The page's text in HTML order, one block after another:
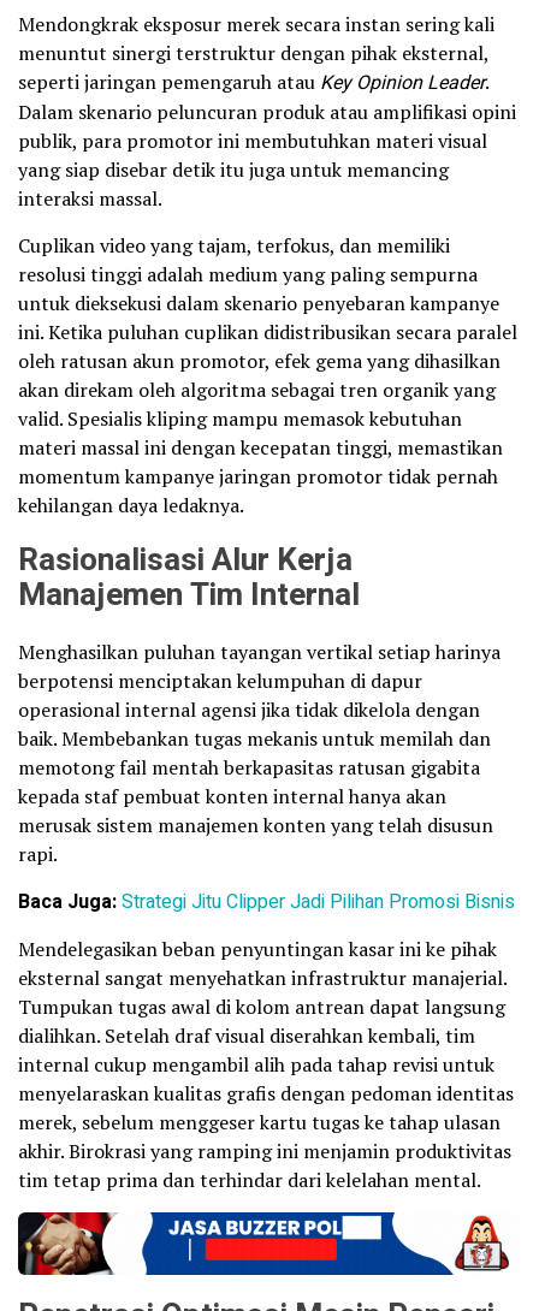
Mendongkrak eksposur merek secara instan sering kali
menuntut sinergi terstruktur dengan pihak eksternal,
seperti jaringan pemengaruh atau Key Opinion Leader.
Dalam skenario peluncuran produk atau amplifikasi opini
publik, para promotor ini membutuhkan materi visual
yang siap disebar detik itu juga untuk memancing
interaksi massal.
Cuplikan video yang tajam, terfokus, dan memiliki
resolusi tinggi adalah medium yang paling sempurna
untuk dieksekusi dalam skenario penyebaran kampanye
ini. Ketika puluhan cuplikan didistribusikan secara paralel
oleh ratusan akun promotor, efek gema yang dihasilkan
akan direkam oleh algoritma sebagai tren organik yang
valid. Spesialis kliping mampu memasok kebutuhan
materi massal ini dengan kecepatan tinggi, memastikan
momentum kampanye jaringan promotor tidak pernah
kehilangan daya ledaknya.
Rasionalisasi Alur Kerja
Manajemen Tim Internal
Menghasilkan puluhan tayangan vertikal setiap harinya
berpotensi menciptakan kelumpuhan di dapur
operasional internal agensi jika tidak dikelola dengan
baik. Membebankan tugas mekanis untuk memilah dan
memotong fail mentah berkapasitas ratusan gigabita
kepada staf pembuat konten internal hanya akan
merusak sistem manajemen konten yang telah disusun
rapi.
Baca Juga:Strategi Jitu Clipper Jadi Pilihan Promosi Bisnis
Mendelegasikan beban penyuntingan kasar ini ke pihak
eksternal sangat menyehatkan infrastruktur manajerial.
Tumpukan tugas awal di kolom antrean dapat langsung
dialihkan. Setelah draf visual diserahkan kembali, tim
internal cukup mengambil alih pada tahap revisi untuk
menyelaraskan kualitas grafis dengan pedoman identitas
merek, sebelum menggeser kartu tugas ke tahap ulasan
akhir. Birokrasi yang ramping ini menjamin produktivitas
tim tetap prima dan terhindar dari kelelahan mental.